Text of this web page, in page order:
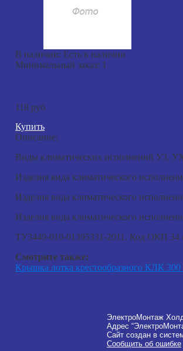
В наличии: Есть в наличии
Минимальный заказ: 1
118 руб
Купить
Описание:
Виды климатических исполнений У3,
Изделия вида климатического
Изделия вида климатического
Изделия вида климатического
ТУ3449-010-01395331-2011. Код ОКП 34
Смотрите также:
Крышка лотка крестообразного КЛК
ЭлектроМонтаж
Адрес
Сайт создан в
Сообщить об ошибке